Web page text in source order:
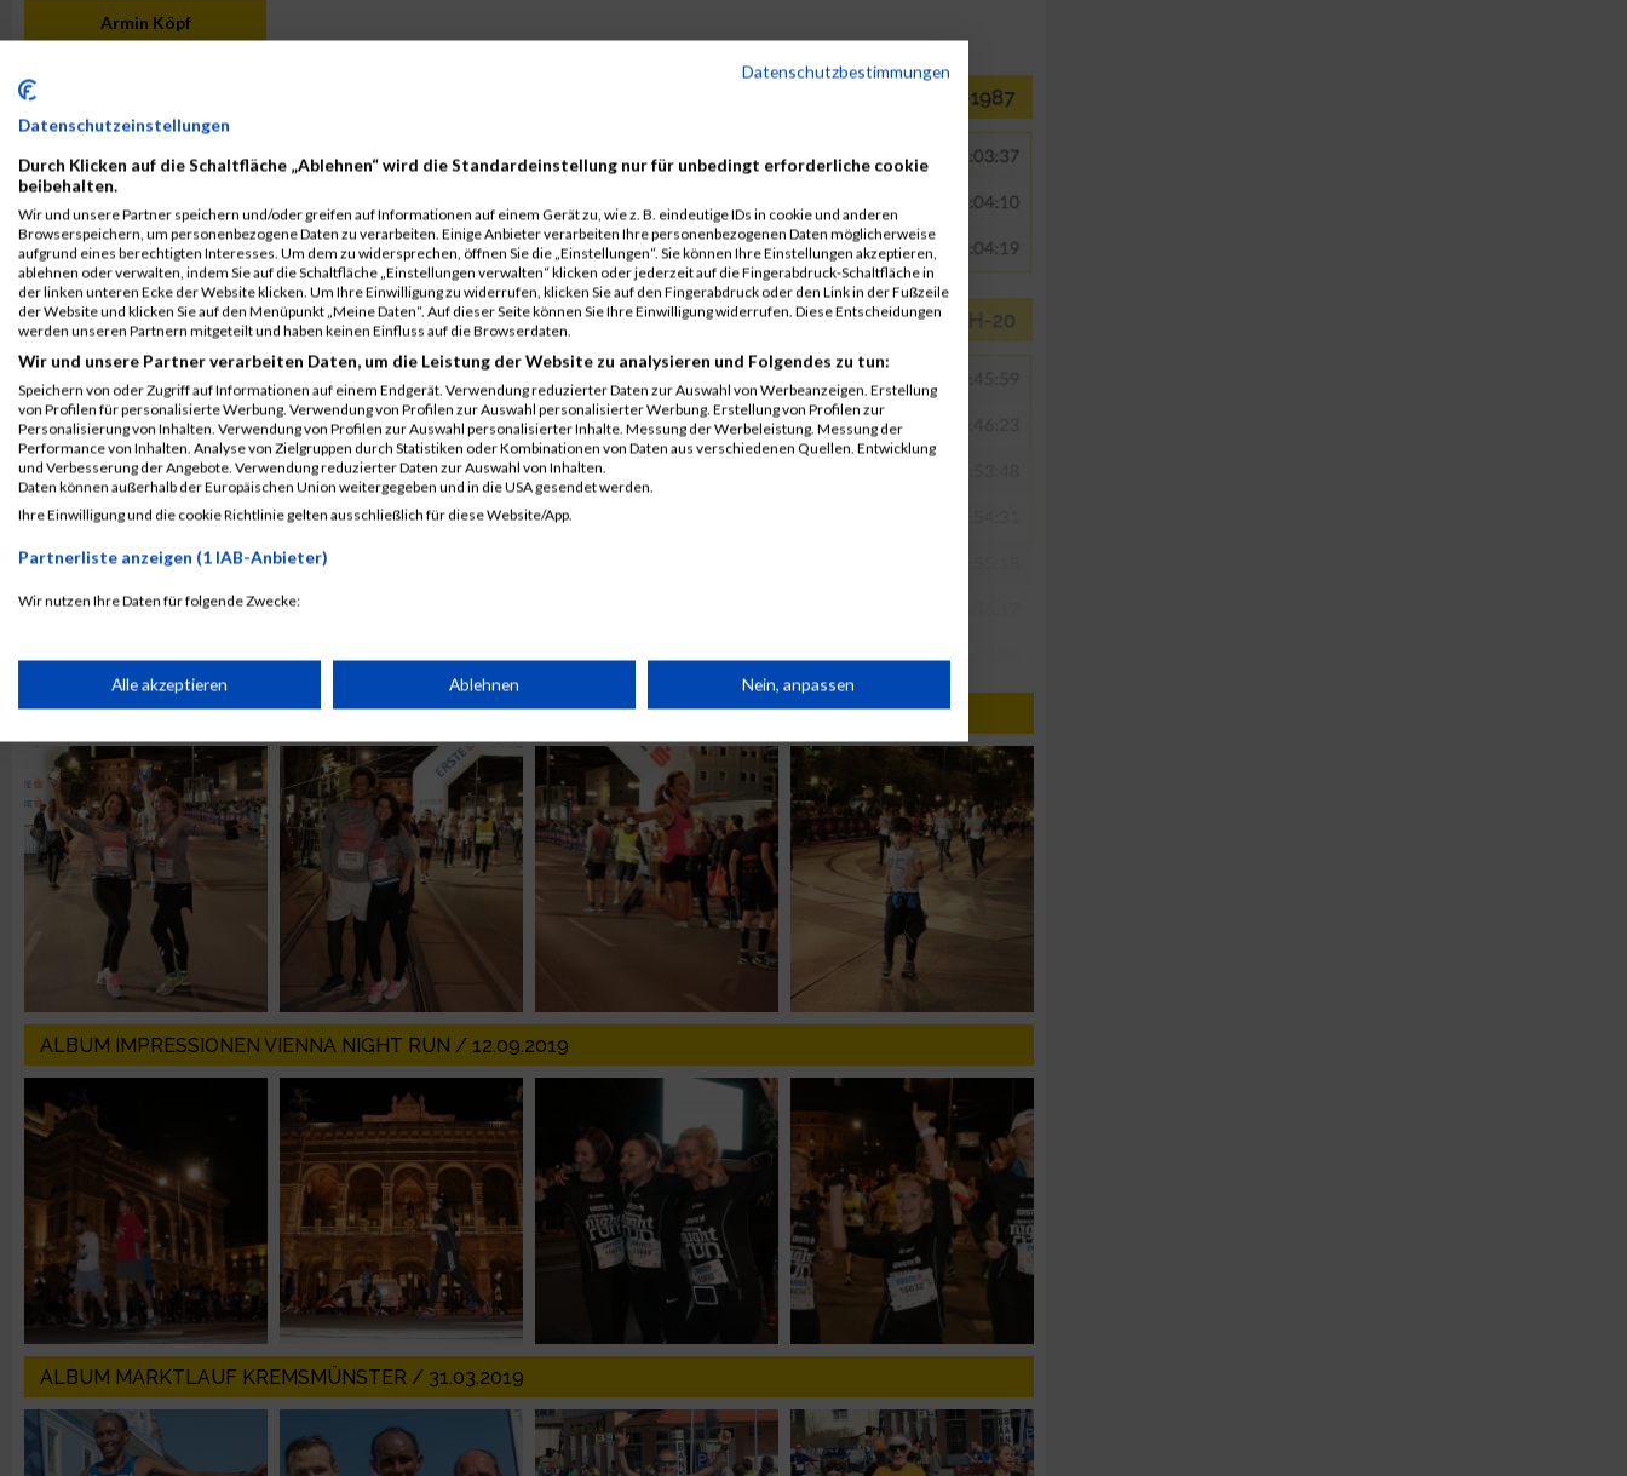
Armin Köpf
ALBUM VIENNA NIGHT RUN 2019 / 25.09.2019
ALBUM IMPRESSIONEN VIENNA NIGHT RUN / 12.09.2019
ALBUM MARKTLAUF KREMSMÜNSTER / 31.03.2019
Datenschutzbestimmungen
Datenschutzeinstellungen
Durch Klicken auf die Schaltfläche „Ablehnen“ wird die Standardeinstellung nur für unbedingt erforderliche cookie
beibehalten.
Wir und unsere Partner speichern und/oder greifen auf Informationen auf einem Gerät zu, wie z. B. eindeutige IDs in cookie und anderen
Browserspeichern, um personenbezogene Daten zu verarbeiten. Einige Anbieter verarbeiten Ihre personenbezogenen Daten möglicherweise
aufgrund eines berechtigten Interesses. Um dem zu widersprechen, öffnen Sie die „Einstellungen“. Sie können Ihre Einstellungen akzeptieren,
ablehnen oder verwalten, indem Sie auf die Schaltfläche „Einstellungen verwalten“ klicken oder jederzeit auf die Fingerabdruck-Schaltfläche in
der linken unteren Ecke der Website klicken. Um Ihre Einwilligung zu widerrufen, klicken Sie auf den Fingerabdruck oder den Link in der Fußzeile
der Website und klicken Sie auf den Menüpunkt „Meine Daten“. Auf dieser Seite können Sie Ihre Einwilligung widerrufen. Diese Entscheidungen
werden unseren Partnern mitgeteilt und haben keinen Einfluss auf die Browserdaten.
Wir und unsere Partner verarbeiten Daten, um die Leistung der Website zu analysieren und Folgendes zu tun:
Speichern von oder Zugriff auf Informationen auf einem Endgerät. Verwendung reduzierter Daten zur Auswahl von Werbeanzeigen. Erstellung
von Profilen für personalisierte Werbung. Verwendung von Profilen zur Auswahl personalisierter Werbung. Erstellung von Profilen zur
Personalisierung von Inhalten. Verwendung von Profilen zur Auswahl personalisierter Inhalte. Messung der Werbeleistung. Messung der
Performance von Inhalten. Analyse von Zielgruppen durch Statistiken oder Kombinationen von Daten aus verschiedenen Quellen. Entwicklung
und Verbesserung der Angebote. Verwendung reduzierter Daten zur Auswahl von Inhalten.
Daten können außerhalb der Europäischen Union weitergegeben und in die USA gesendet werden.
Ihre Einwilligung und die cookie Richtlinie gelten ausschließlich für diese Website/App.
Partnerliste anzeigen (1 IAB-Anbieter)
Wir nutzen Ihre Daten für folgende Zwecke:
Speichern von oder Zugriff auf Informationen auf einem Endgerät
Verwendung reduzierter Daten zur Auswahl von Werbeanzeigen
Erstellung von Profilen für personalisierte Werbung
Verwendung von Profilen zur Auswahl personalisierter Werbung
Erstellung von Profilen zur Personalisierung von Inhalten
Verwendung von Profilen zur Auswahl personalisierter Inhalte
Messung der Werbeleistung
Messung der Performance von Inhalten
Analyse von Zielgruppen durch Statistiken oder Kombinationen von Daten aus
verschiedenen Quellen
Entwicklung und Verbesserung der Angebote
Verwendung reduzierter Daten zur Auswahl von Inhalten
Alle akzeptieren Ablehnen Nein, anpassen